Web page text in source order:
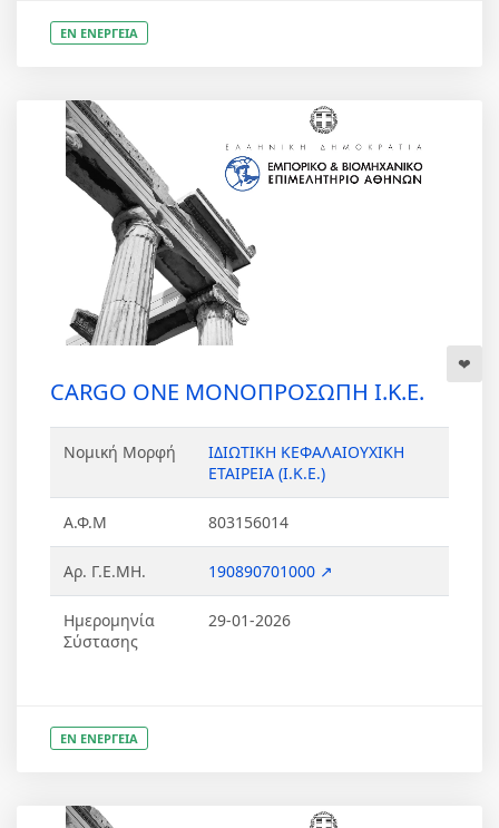
ΕΝ ΕΝΕΡΓΕΙΑ
CARGO ONE ΜΟΝΟΠΡΟΣΩΠΗ Ι.Κ.Ε.
Νομική Μορφή
ΙΔΙΩΤΙΚΗ ΚΕΦΑΛΑΙΟΥΧΙΚΗ
ΕΤΑΙΡΕΙΑ (Ι.Κ.Ε.)
Α.Φ.Μ 803156014
Αρ. Γ.Ε.ΜΗ. 190890701000 ↗
Ημερομηνία
Σύστασης
29-01-2026
ΕΝ ΕΝΕΡΓΕΙΑ